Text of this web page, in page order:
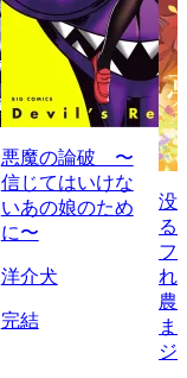
悪魔の論破 〜
信じてはいけな
いあの娘のため
に〜
洋介犬
完結
没
る
フ
れ
農
ま
ジ